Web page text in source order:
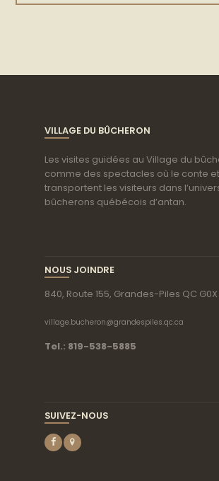
VILLAGE DU BÛCHERON
Les visites guidées au Village du
comme des spectacles où le conte
transportent les visiteurs dans
bûcherons québécois d’antan.
NOUS JOINDRE
840, Route 155, Grandes-Piles QC
village.bucheron@grandespiles.qc.ca
Tel.: 819-538-5885
SUIVEZ-NOUS